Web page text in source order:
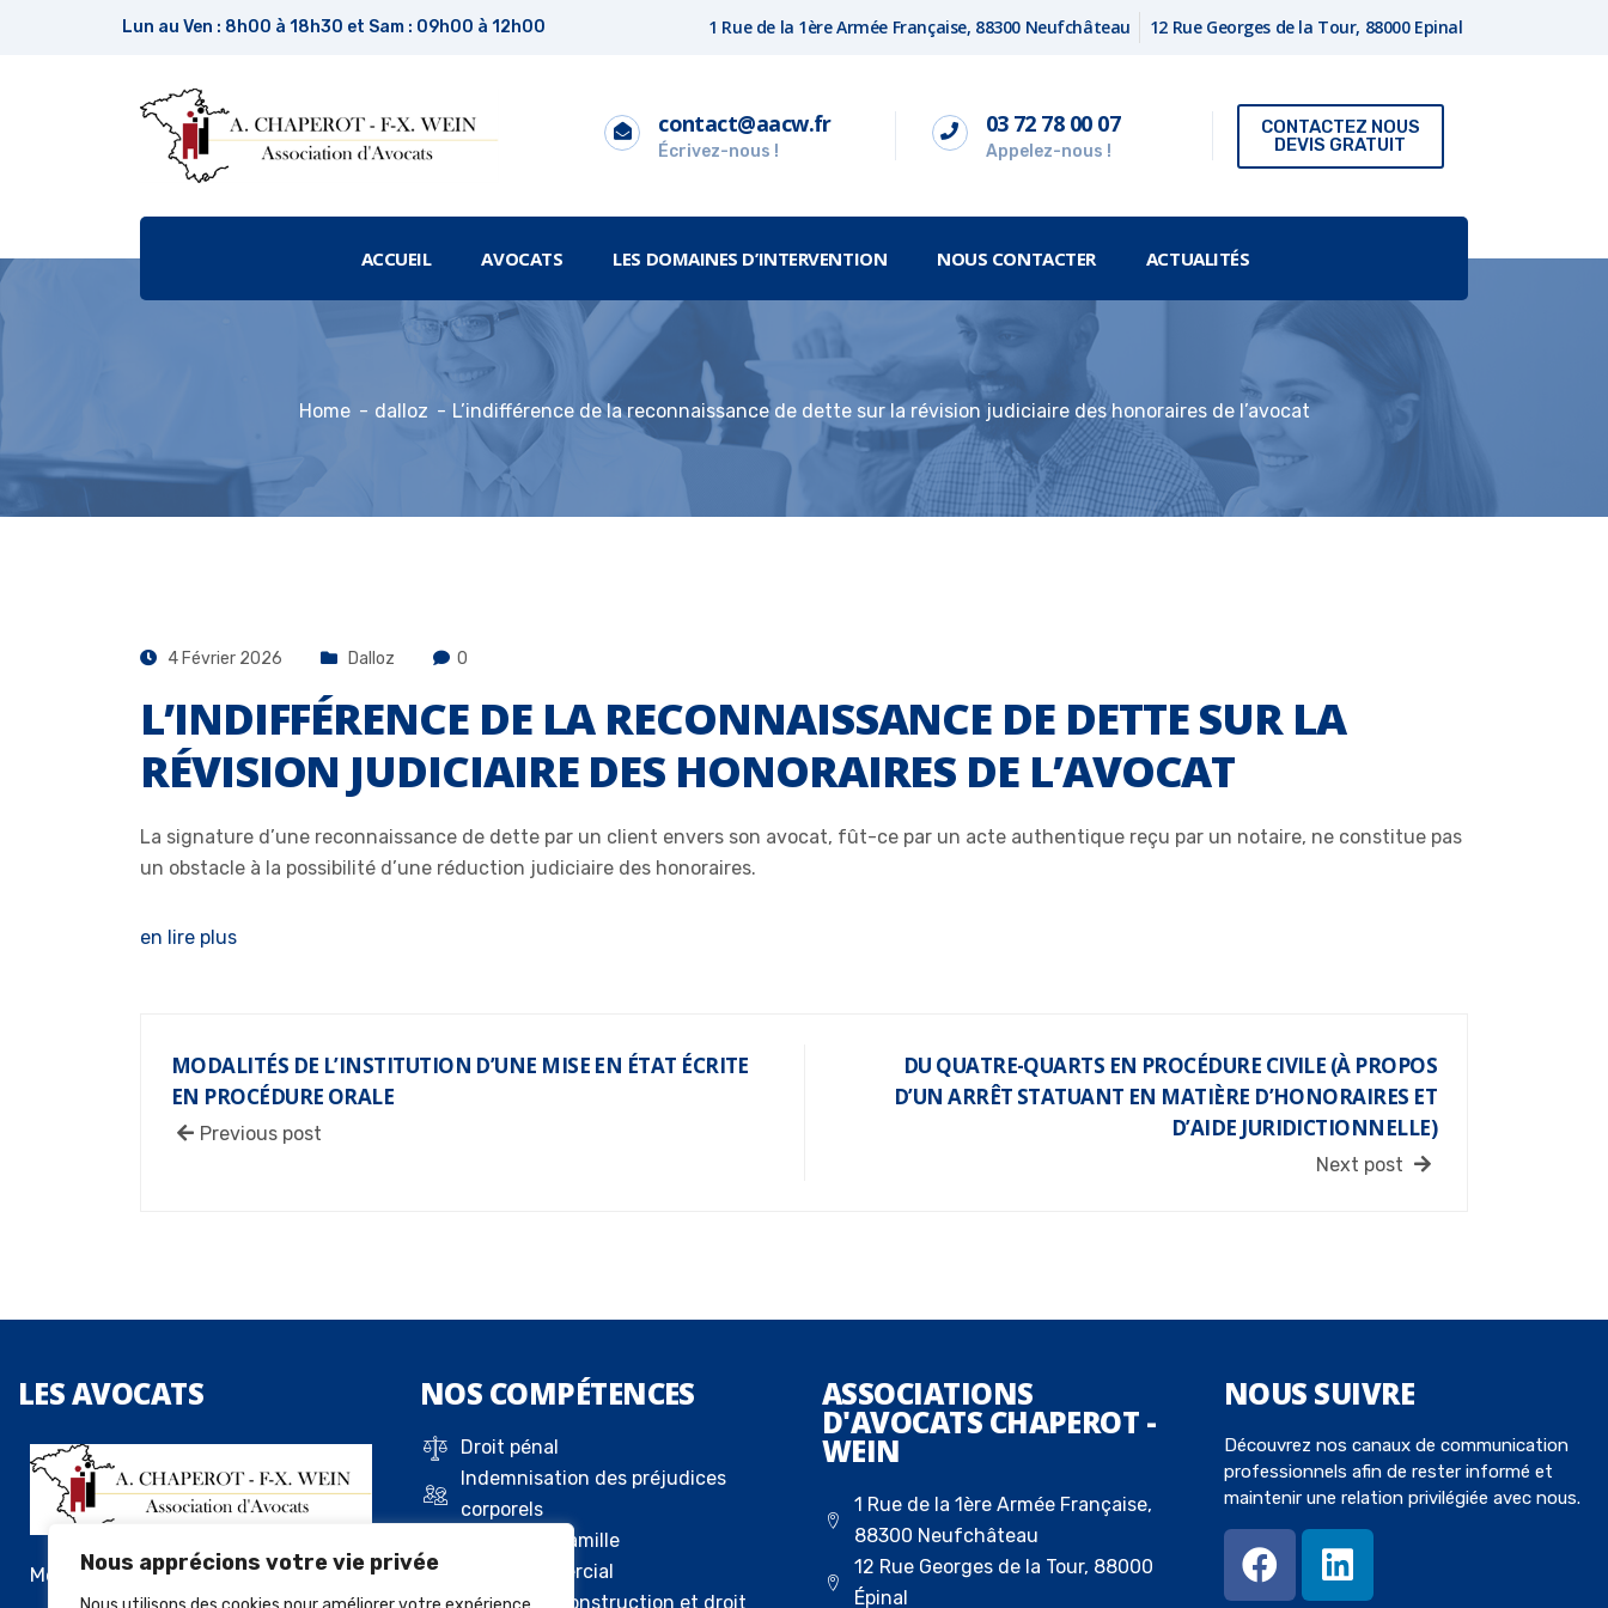
Nous apprécions votre vie privée
Lun au Ven : 8h00 à 18h30 et Sam : 09h00 à 12h00 1 Rue de la 1ère Armée Française, 88300 Neufchâteau 12 Rue Georges de la Tour, 88000 Epinal
contact@aacw.fr
Écrivez-nous !
03 72 78 00 07
Appelez-nous !
CONTACTEZ NOUS
DEVIS GRATUIT
ACCUEIL AVOCATS LES DOMAINES D’INTERVENTION NOUS CONTACTER ACTUALITÉS
Home dalloz L’indifférence de la reconnaissance de dette sur la révision judiciaire des honoraires de l’avocat
4 Février 2026 Dalloz 0
L’INDIFFÉRENCE DE LA RECONNAISSANCE DE DETTE SUR LA
RÉVISION JUDICIAIRE DES HONORAIRES DE L’AVOCAT
La signature d’une reconnaissance de dette par un client envers son avocat, fût-ce par un acte authentique reçu par un notaire, ne constitue pas
un obstacle à la possibilité d’une réduction judiciaire des honoraires.
en lire plus
MODALITÉS DE L’INSTITUTION D’UNE MISE EN ÉTAT ÉCRITE
EN PROCÉDURE ORALE
Previous post
DU QUATRE-QUARTS EN PROCÉDURE CIVILE (À PROPOS
D’UN ARRÊT STATUANT EN MATIÈRE D’HONORAIRES ET
D’AIDE JURIDICTIONNELLE)
Next post
LESAVOCATS
Me Alexandre Chaperot
NOS COMPÉTENCES
Droit pénal
Indemnisation des préjudices
corporels
Droit de la famille
Droit commercial
Droit de la construction et droit
ASSOCIATIONS
D'AVOCATS CHAPEROT -
WEIN
1 Rue de la 1ère Armée Française,
88300 Neufchâteau
12 Rue Georges de la Tour, 88000
Épinal
NOUS SUIVRE
Découvrez nos canaux de communication
professionnels afin de rester informé et
maintenir une relation privilégiée avec nous.